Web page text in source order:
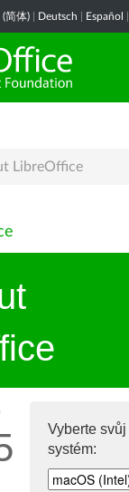
(简体) Deutsch Español
LibreOffice
Vyberte
systém: